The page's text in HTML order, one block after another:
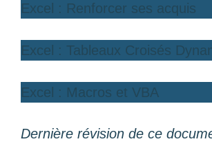
Excel : Renforcer ses acquis
Excel : Tableaux Croisés
Excel : Macros et VBA
Dernière révision de ce